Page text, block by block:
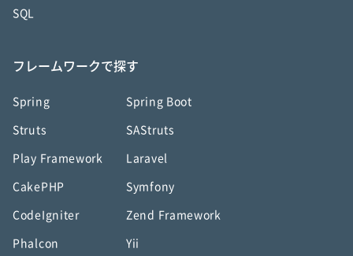
SQL
フレームワークで探す
Spring Spring Boot
Struts SAStruts
Play Framework Laravel
CakePHP Symfony
CodeIgniter Zend Framework
Phalcon Yii